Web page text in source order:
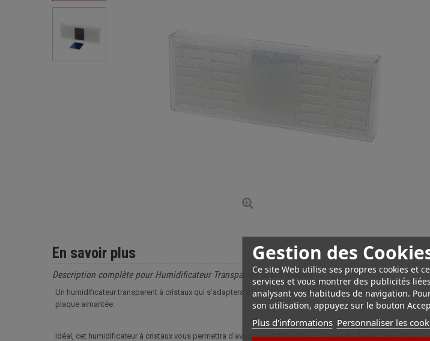
Gestion des
Ce site Web utilise ses propres cookies et
services et vous montrer des publicités
analysant vos habitudes de navigation.
son utilisation, appuyez sur le bouton
Plus d'informations Personnaliser les
En savoir plus
Description complète pour Humidificateur Transparent Grand Modèle
Un humidificateur transparent à cristaux qui s'adaptera à votre cave à cigares et qui se placera de manière
plaque aimantée.
Idéal, cet humidificateur à cristaux vous permettra d'avoir une stabilisation optimale du degré d'humidité